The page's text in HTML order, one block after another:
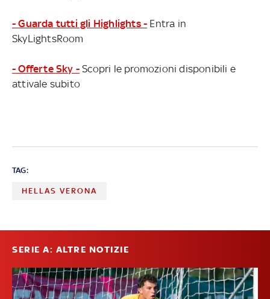
- Guarda tutti gli Highlights - Entra in
SkyLightsRoom
- Offerte Sky - Scopri le promozioni disponibili e
attivale subito
TAG:
HELLAS VERONA
SERIE A: ALTRE NOTIZIE